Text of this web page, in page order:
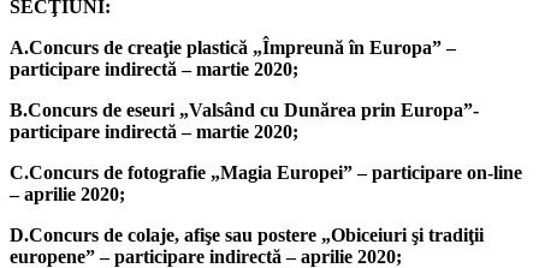
SECŢIUNI:
A.Concurs de creaţie plastică „Împreună în Europa” –
participare indirectă – martie 2020;
B.Concurs de eseuri „Valsând cu Dunărea prin Europa”-
participare indirectă – martie 2020;
C.Concurs de fotografie „Magia Europei” – participare on-line
– aprilie 2020;
D.Concurs de colaje, afişe sau postere „Obiceiuri şi tradiţii
europene” – participare indirectă – aprilie 2020;